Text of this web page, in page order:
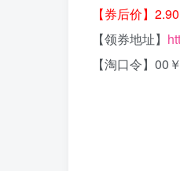
【券后价】
【领券地址】
【淘口令】00